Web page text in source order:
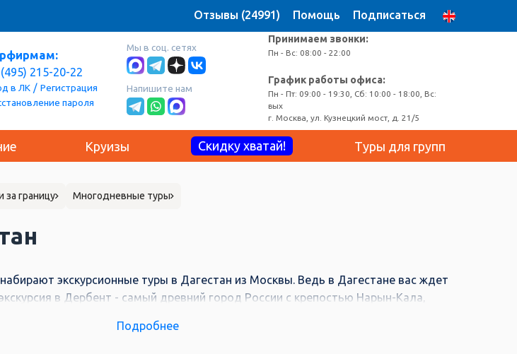
Отзывы (24991) Помощь Подписаться
215-20-22
в ЛК / Регистрация
пароля
Мы в соц. сетях
Напишите нам
Принимаем звонки:
Пн - Вс: 08:00 - 22:00
График работы офиса:
Пн - Пт: 09:00 - 19:30, Сб: 10:00 - 18:00, Вс:
вых
г. Москва, ул. Кузнецкий мост, д. 21/5
Круизы Скидку хватай! Туры для групп
за границу Многодневные туры
экскурсионные туры в Дагестан из Москвы. Ведь в Дагестане вас ждет
в Дербент - самый древний город России с крепостью Нарын-Кала,
запомнятся вам надолго.
Подробнее